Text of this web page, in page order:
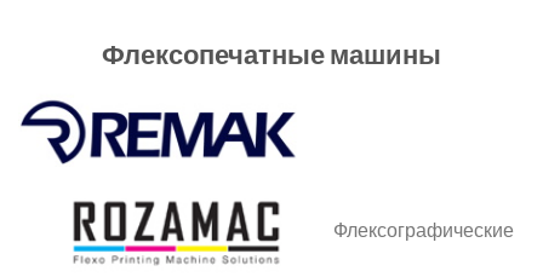
Флексопечатные машины
Флексографические